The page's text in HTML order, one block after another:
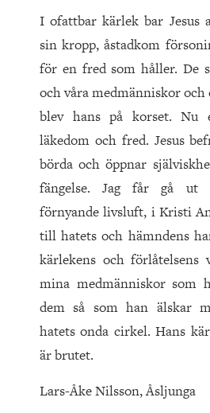
I ofattbar kärlek bar Jesus
sin kropp, åstadkom
för en fred som håller. De
och våra medmänniskor och
blev hans på korset. Nu
läkedom och fred. Jesus
börda och öppnar
fängelse. Jag får gå ut
förnyande livsluft, i Kristi
till hatets och hämndens
kärlekens och förlåtelsens
mina medmänniskor som
dem så som han älskar
hatets onda cirkel. Hans
är brutet.
Lars-Åke Nilsson, Åsljunga